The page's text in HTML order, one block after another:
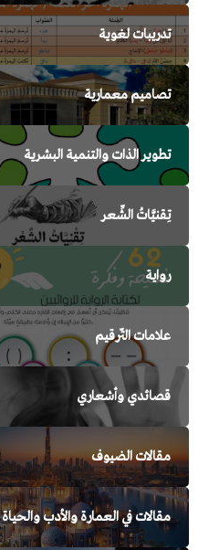
تدريبات لغوية
تصاميم معمارية
تطوير الذات والتنمية البشرية
تِقنيَّاتُ الشِّعر
رواية
علامات التّرقيم
قصائدي وأشعاري
مقالات الضيوف
مقالات في العمارة والأدب والحياة